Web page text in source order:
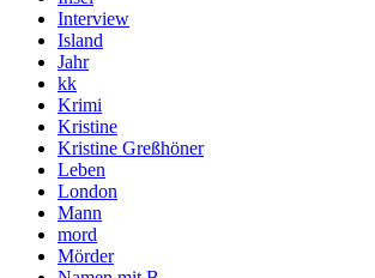
Interview
Island
Jahr
kk
Krimi
Kristine
Kristine Greßhöner
Leben
London
Mann
mord
Mörder